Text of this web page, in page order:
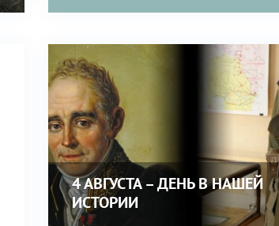
4 АВГУСТА – ДЕНЬ В НАШЕЙ
ИСТОРИИ